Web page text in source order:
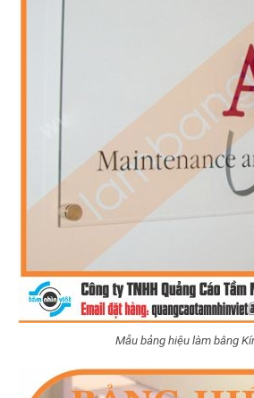
Mẫu bảng hiệu làm bằng